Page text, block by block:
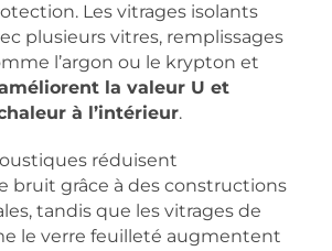
Les vitrages isolants
plusieurs vitres, remplissages
l’argon ou le krypton et
la valeur U et
à l’intérieur.
réduisent
bruit grâce à des constructions
tandis que les vitrages de
le verre feuilleté augmentent